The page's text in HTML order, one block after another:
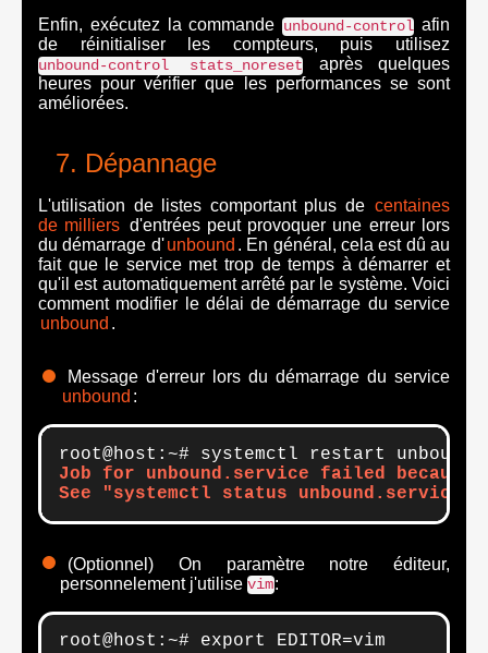
Enfin, exécutez la commandeunbound-control afin
de réinitialiser les compteurs, puis utilisez
unbound-control stats_noreset après quelques
heures pour vérifier que les performances se sont
améliorées.
Dépannage
L'utilisation de listes comportant plus de centaines
de milliers d'entrées peut provoquer une erreur lors
du démarrage d'unbound . En général, cela est dû au
fait que le service met trop de temps à démarrer et
qu'il est automatiquement arrêté par le système. Voici
comment modifier le délai de démarrage du service
unbound .
Message d'erreur lors du démarrage du service
unbound :
Job for unbound.service failed because
See "systemctl status
(Optionnel) On paramètre notre éditeur,
personnelement j'utilise vim:
root@host:~# export EDITOR=vim